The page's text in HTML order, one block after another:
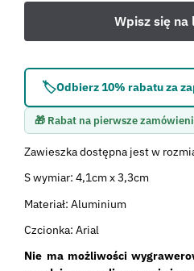
🏷️Odbierz 10% rabatu za
🎁 Rabat na pierwsze
Zawieszka dostępna jest w
S wymiar: 4,1cm x 3,3cm
Materiał: Aluminium
Czcionka: Arial
Nie ma możliwości